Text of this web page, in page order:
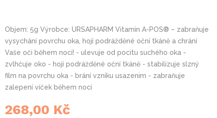
Objem: 5g Výrobce: URSAPHARM Vitamin A-POS® – zabraňuje
vysychání povrchu oka, hojí podrážděné oční tkáně a chrání
Vaše oči během noci! - ulevuje od pocitu suchého oka -
zvlhčuje oko - hojí podrážděné oční tkáně - stabilizuje slzný
film na povrchu oka - brání vzniku usazenim - zabraňuje
zalepení víček během noci
268,00 Kč